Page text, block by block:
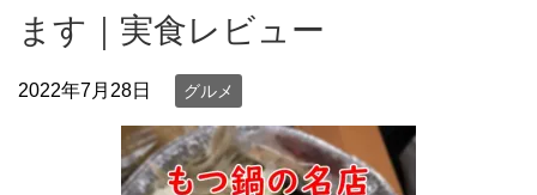
ます｜実食レビュー
2022年7月28日 グルメ